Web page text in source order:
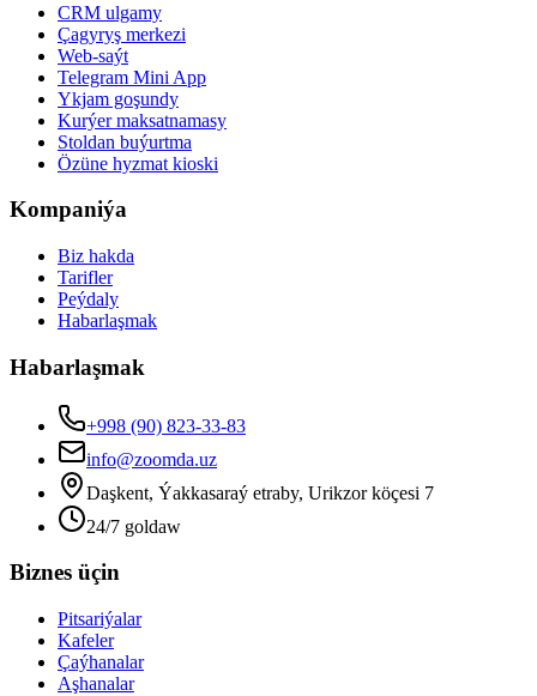
CRM ulgamy
Çagyryş merkezi
Web-saýt
Telegram Mini App
Ykjam goşundy
Kurýer maksatnamasy
Stoldan buýurtma
Özüne hyzmat kioski
Kompaniýa
Biz hakda
Tarifler
Peýdaly
Habarlaşmak
Habarlaşmak
+998 (90) 823-33-83
info@zoomda.uz
Daşkent, Ýakkasaraý etraby, Urikzor köçesi 7
24/7 goldaw
Biznes üçin
Pitsariýalar
Kafeler
Çaýhanalar
Aşhanalar